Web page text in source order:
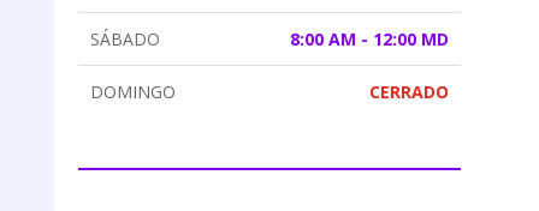
SÁBADO 8:00 AM - 12:00 MD
DOMINGO CERRADO